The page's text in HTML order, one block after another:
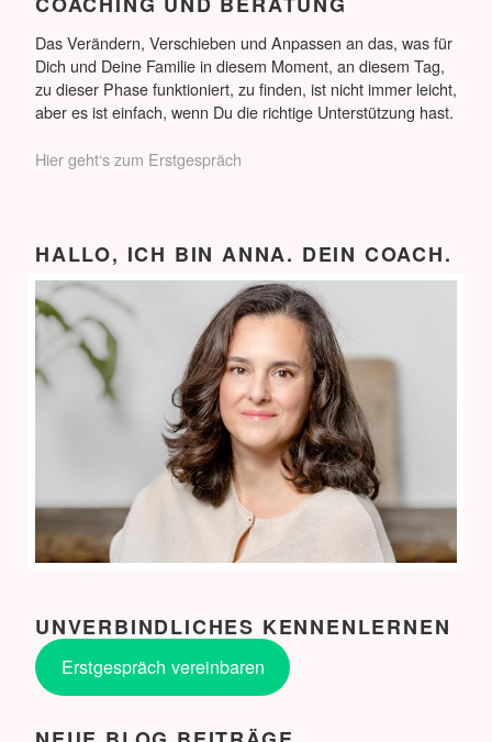
Das Verändern, Verschieben und Anpassen an das, was für
Dich und Deine Familie in diesem Moment, an diesem Tag,
zu dieser Phase funktioniert, zu finden, ist nicht immer leicht,
aber es ist einfach, wenn Du die richtige Unterstützung hast.
Hier geht‘s zum Erstgespräch
HALLO, ICH BIN ANNA. DEIN COACH.
UNVERBINDLICHES KENNENLERNEN
Erstgespräch vereinbaren